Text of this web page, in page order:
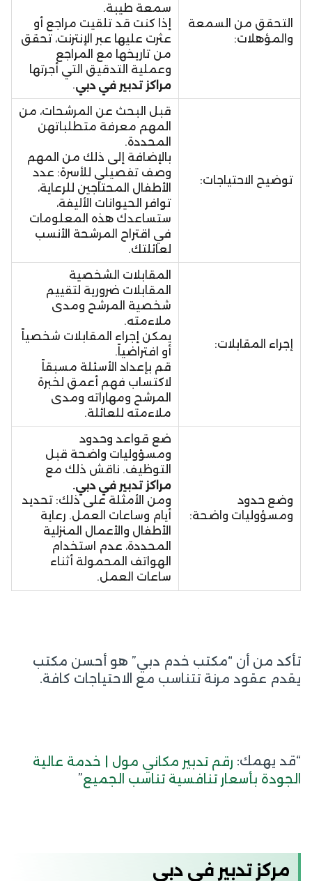
التحقق من السمعة
والمؤهلات:
سمعة طيبة.
إذا كنت قد تلقيت مراجع أو
عثرت عليها عبر الإنترنت، تحقق
من تاريخها مع المراجع
وعملية التدقيق التي أجرتها
مراكز تدبير في دبي.
توضيح الاحتياجات:
قبل البحث عن المرشحات، من
المهم معرفة متطلباتهن
المحددة.
بالإضافة إلى ذلك من المهم
وصف تفصيلي للأسرة: عدد
الأطفال المحتاجين للرعاية،
توافر الحيوانات الأليفة،
ستساعدك هذه المعلومات
في اقتراح المرشحة الأنسب
لعائلتك.
إجراء المقابلات:
المقابلات الشخصية
المقابلات ضرورية لتقييم
شخصية المرشح ومدى
ملاءمته.
يمكن إجراء المقابلات شخصياً
أو افتراضياً.
قم بإعداد الأسئلة مسبقاً
لاكتساب فهم أعمق لخبرة
المرشح ومهاراته ومدى
ملاءمته للعائلة.
وضع حدود
ومسؤوليات واضحة:
ضع قواعد وحدود
ومسؤوليات واضحة قبل
التوظيف. ناقش ذلك مع
مراكز تدبير في دبي.
ومن الأمثلة على ذلك: تحديد
أيام وساعات العمل. رعاية
الأطفال والأعمال المنزلية
المحددة، عدم استخدام
الهواتف المحمولة أثناء
ساعات العمل.
تأكد من أن “مكتب خدم دبي” هو أحسن مكتب
يقدم عقود مرنة تتناسب مع الاحتياجات كافة.
“قد يهمك: رقم تدبير مكاني مول | خدمة عالية
الجودة بأسعار تنافسية تناسب الجميع”
مركز تدبير في دبي